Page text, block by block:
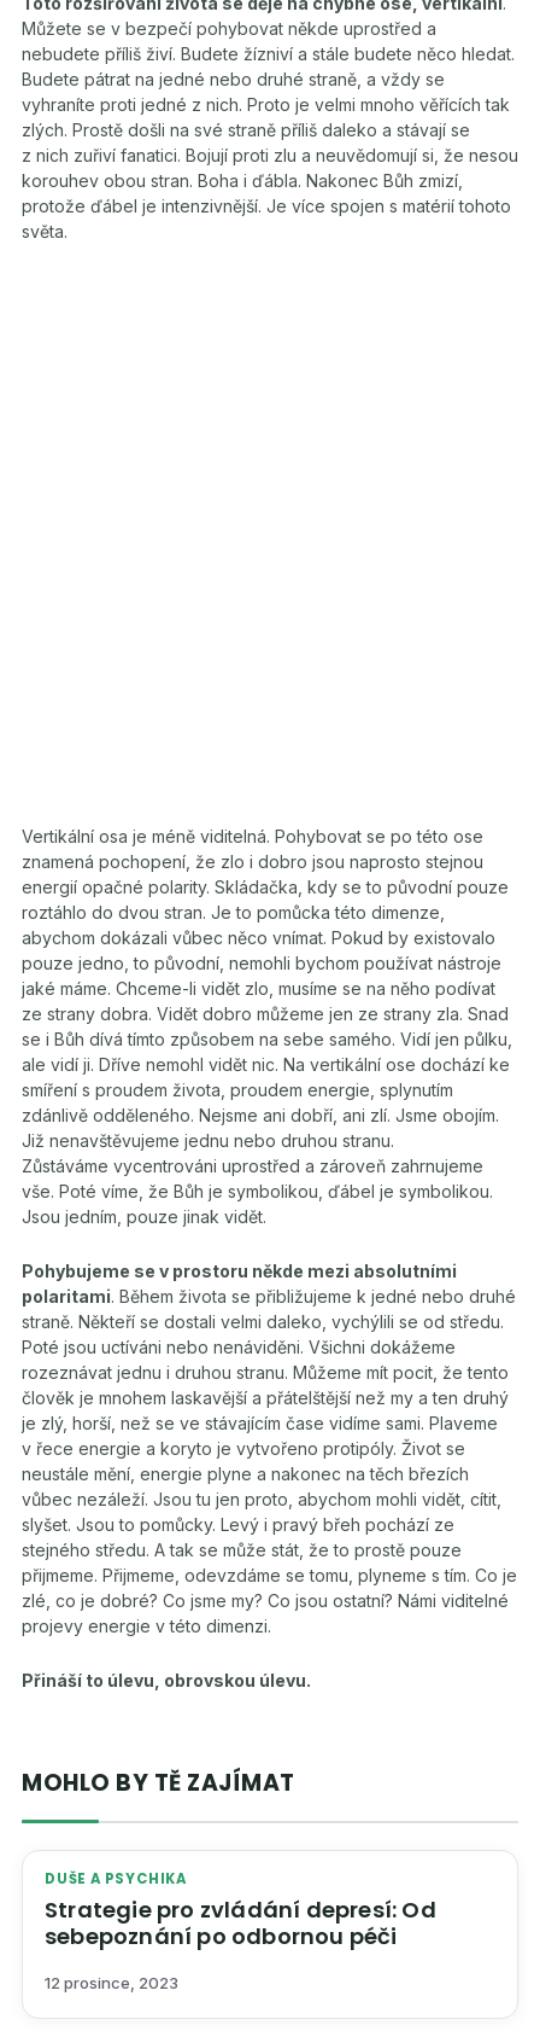
Můžete se v bezpečí pohybovat někde uprostřed a
nebudete příliš živí. Budete žízniví a stále budete něco hledat.
Budete pátrat na jedné nebo druhé straně, a vždy se
vyhraníte proti jedné z nich. Proto je velmi mnoho věřících tak
zlých. Prostě došli na své straně příliš daleko a stávají se
z nich zuřiví fanatici. Bojují proti zlu a neuvědomují si, že nesou
korouhev obou stran. Boha i ďábla. Nakonec Bůh zmizí,
protože ďábel je intenzivnější. Je více spojen s matérií tohoto
světa.
Vertikální osa je méně viditelná. Pohybovat se po této ose
znamená pochopení, že zlo i dobro jsou naprosto stejnou
energií opačné polarity. Skládačka, kdy se to původní pouze
roztáhlo do dvou stran. Je to pomůcka této dimenze,
abychom dokázali vůbec něco vnímat. Pokud by existovalo
pouze jedno, to původní, nemohli bychom používat nástroje
jaké máme. Chceme-li vidět zlo, musíme se na něho podívat
ze strany dobra. Vidět dobro můžeme jen ze strany zla. Snad
se i Bůh dívá tímto způsobem na sebe samého. Vidí jen půlku,
ale vidí ji. Dříve nemohl vidět nic. Na vertikální ose dochází ke
smíření s proudem života, proudem energie, splynutím
zdánlivě odděleného. Nejsme ani dobří, ani zlí. Jsme obojím.
Již nenavštěvujeme jednu nebo druhou stranu.
Zůstáváme vycentrováni uprostřed a zároveň zahrnujeme
vše. Poté víme, že Bůh je symbolikou, ďábel je symbolikou.
Jsou jedním, pouze jinak vidět.
Pohybujeme se v prostoru někde mezi absolutními
polaritami. Během života se přibližujeme k jedné nebo druhé
straně. Někteří se dostali velmi daleko, vychýlili se od středu.
Poté jsou uctíváni nebo nenáviděni. Všichni dokážeme
rozeznávat jednu i druhou stranu. Můžeme mít pocit, že tento
člověk je mnohem laskavější a přátelštější než my a ten druhý
je zlý, horší, než se ve stávajícím čase vidíme sami. Plaveme
v řece energie a koryto je vytvořeno protipóly. Život se
neustále mění, energie plyne a nakonec na těch březích
vůbec nezáleží. Jsou tu jen proto, abychom mohli vidět, cítit,
slyšet. Jsou to pomůcky. Levý i pravý břeh pochází ze
stejného středu. A tak se může stát, že to prostě pouze
přijmeme. Přijmeme, odevzdáme se tomu, plyneme s tím. Co je
zlé, co je dobré? Co jsme my? Co jsou ostatní? Námi viditelné
projevy energie v této dimenzi.
Přináší to úlevu, obrovskou úlevu.
MOHLO BY TĚ ZAJÍMAT
DUŠE A PSYCHIKA
Strategie pro zvládání depresí: Od
sebepoznání po odbornou péči
12 prosince, 2023